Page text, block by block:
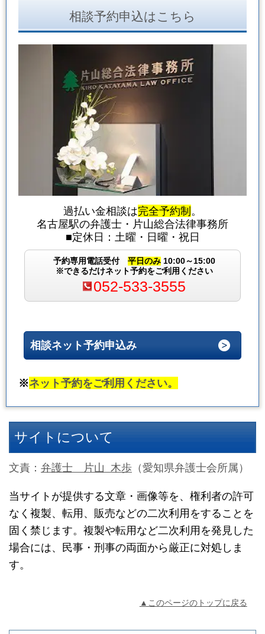
相談予約申込はこちら
過払い金相談は完全予約制。
名古屋駅の弁護士・片山総合法律事務所
■定休日：土曜・日曜・祝日
予約専用電話受付 平日のみ 10:00～15:00
※できるだけネット予約をご利用ください
052-533-3555
相談ネット予約申込み
※ネット予約をご利用ください。
サイトについて
文責： 弁護士 片山 木歩 （愛知県弁護士会所属）
当サイトが提供する文章・画像等を、権利者の許可
なく複製、転用、販売などの二次利用をすることを
固く禁じます。複製や転用など二次利用を発見した
場合には、民事・刑事の両面から厳正に対処しま
す。
▲このページのトップに戻る